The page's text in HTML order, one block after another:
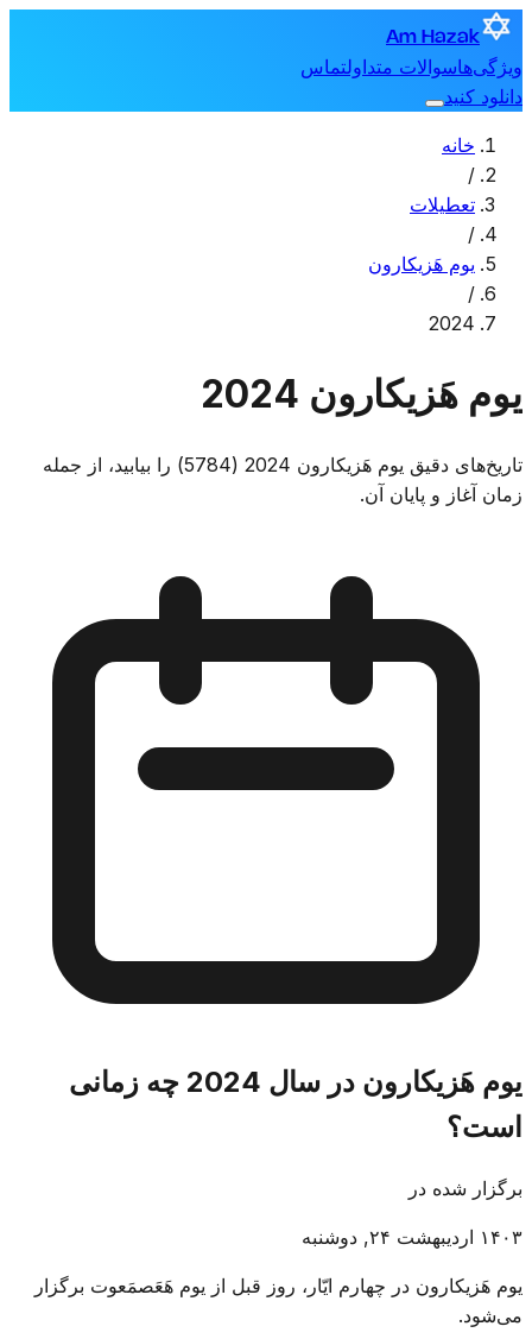
Am Hazak
ویژگی‌هاسوالات متداولتماس
دانلود کنید
خانه
/
تعطیلات
/
یوم هَزیکارون
/
2024
یوم هَزیکارون 2024
تاریخ‌های دقیق یوم هَزیکارون 2024 (5784) را بیابید، از جمله
زمان آغاز و پایان آن.
یوم هَزیکارون در سال 2024 چه زمانی
است؟
برگزار شده در
۱۴۰۳ اردیبهشت ۲۴, دوشنبه
یوم هَزیکارون در چهارم ایّار، روز قبل از یوم هَعَصمَعوت برگزار
می‌شود.